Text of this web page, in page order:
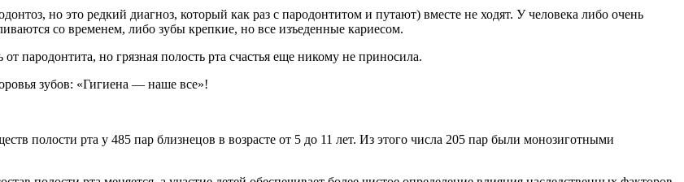
но это редкий диагноз, который как раз с пародонтитом и путают) вместе не ходят. У человека либо очень
со временем, либо зубы крепкие, но все изъеденные кариесом.
пародонтита, но грязная полость рта счастья еще никому не приносила.
зубов: «Гигиена — наше все»!
полости рта у 485 пар близнецов в возрасте от 5 до 11 лет. Из этого числа 205 пар были монозиготными